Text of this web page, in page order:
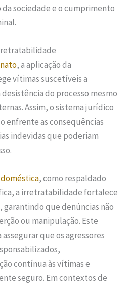
sociedade e o cumprimento
, a aplicação da
vítimas suscetíveis a
do processo mesmo
Assim, o sistema jurídico
enfrente as consequências
indevidas que poderiam
, como respaldado
a irretratabilidade fortalece
garantindo que denúncias não
ou manipulação. Este
que os agressores
contínua às vítimas e
seguro. Em contextos de